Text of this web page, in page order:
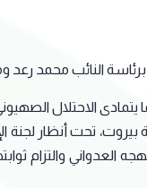
النائب محمد
يتمادى الاحتلال
بيروت، تحت أنظار لجنة
العدواني والتزام